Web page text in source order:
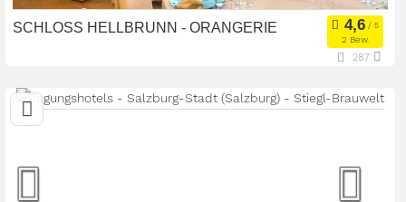
SCHLOSS HELLBRUNN - ORANGERIE
2 Bew.
Art der Location: Meetingroom
Tagungsstätte
Seminarteilnehmer:
287